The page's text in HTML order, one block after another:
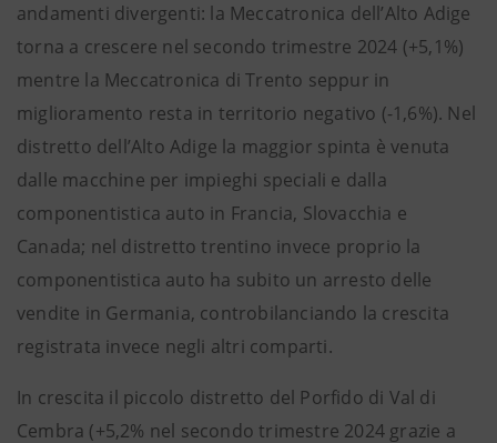
andamenti divergenti: la Meccatronica dell’Alto Adige
torna a crescere nel secondo trimestre 2024 (+5,1%)
mentre la Meccatronica di Trento seppur in
miglioramento resta in territorio negativo (-1,6%). Nel
distretto dell’Alto Adige la maggior spinta è venuta
dalle macchine per impieghi speciali e dalla
componentistica auto in Francia, Slovacchia e
Canada; nel distretto trentino invece proprio la
componentistica auto ha subito un arresto delle
vendite in Germania, controbilanciando la crescita
registrata invece negli altri comparti.
In crescita il piccolo distretto del Porfido di Val di
Cembra (+5,2% nel secondo trimestre 2024 grazie a